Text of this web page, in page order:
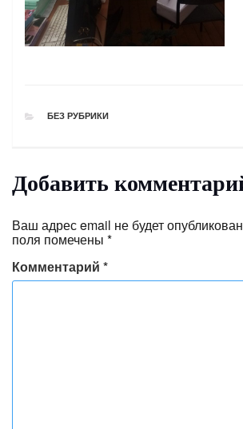
РУБРИКИ
БЕЗ РУБРИКИ
Добавить
Ваш адрес email не будет
поля помечены *
Комментарий *